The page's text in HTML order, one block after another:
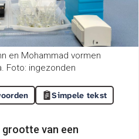
en Mohammad vormen
Foto: ingezonden
Simpele tekst
van een